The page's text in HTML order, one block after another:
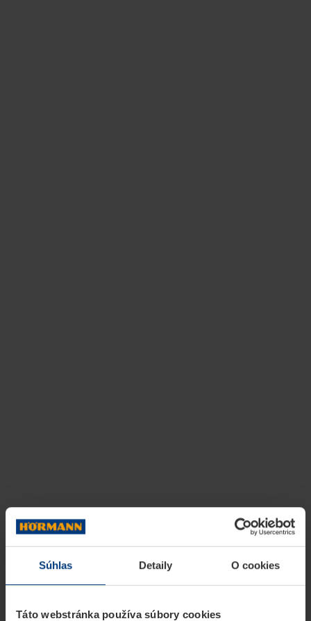
Súhlas Detaily O cookies
Táto webstránka používa súbory cookies